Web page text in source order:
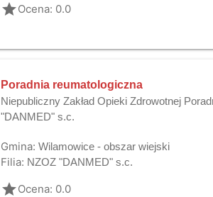
gradeOcena: 0.0
Poradnia reumatologiczna
Niepubliczny Zakład Opieki Zdrowotnej
"DANMED" s.c.
Gmina: Wilamowice - obszar wiejski
Filia: NZOZ "DANMED" s.c.
gradeOcena: 0.0